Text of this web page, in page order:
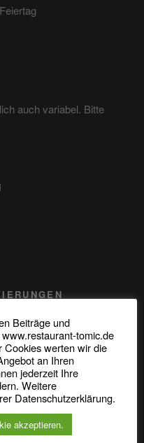
auch variabel. Bitte
Beiträge und
tomic.de
Cookies werten wir die
an Ihren
jederzeit Ihre
Weitere
Datenschutzerklärung.
akzeptieren.